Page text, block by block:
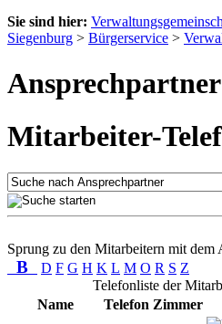
Sie sind hier:
Siegenburg > Bürgerservice >
Ansprechpartner
Mitarbeiter-
Sprung zu den Mitarbeitern mit dem
B D F G H K L M O R S Z
Telefonliste der
Name
Telefon Zimmer